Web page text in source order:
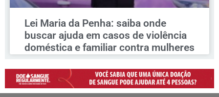
Lei Maria da Penha: saiba onde
buscar ajuda em casos de violência
doméstica e familiar contra mulheres